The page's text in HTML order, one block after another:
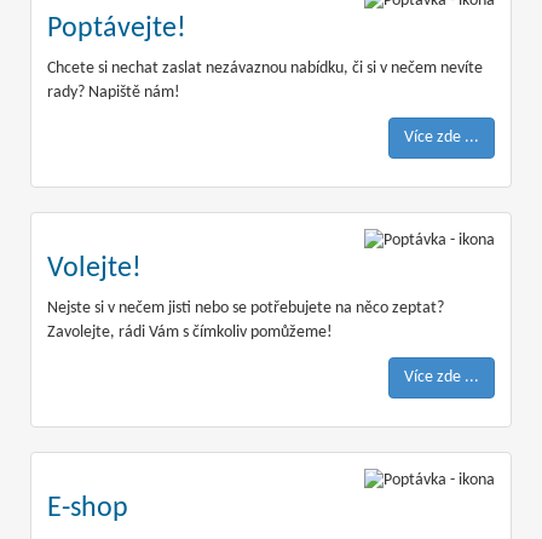
Poptávejte!
Chcete si nechat zaslat nezávaznou nabídku, či si v nečem nevíte
rady? Napiště nám!
Více zde ...
Volejte!
Nejste si v nečem jisti nebo se potřebujete na něco zeptat?
Zavolejte, rádi Vám s čímkoliv pomůžeme!
Více zde ...
E-shop